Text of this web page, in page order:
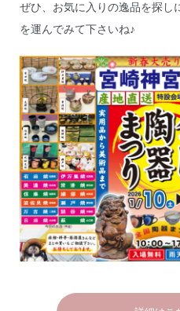
ぜひ、お気に入りの逸品を探し
を運んでみて下さいね♪